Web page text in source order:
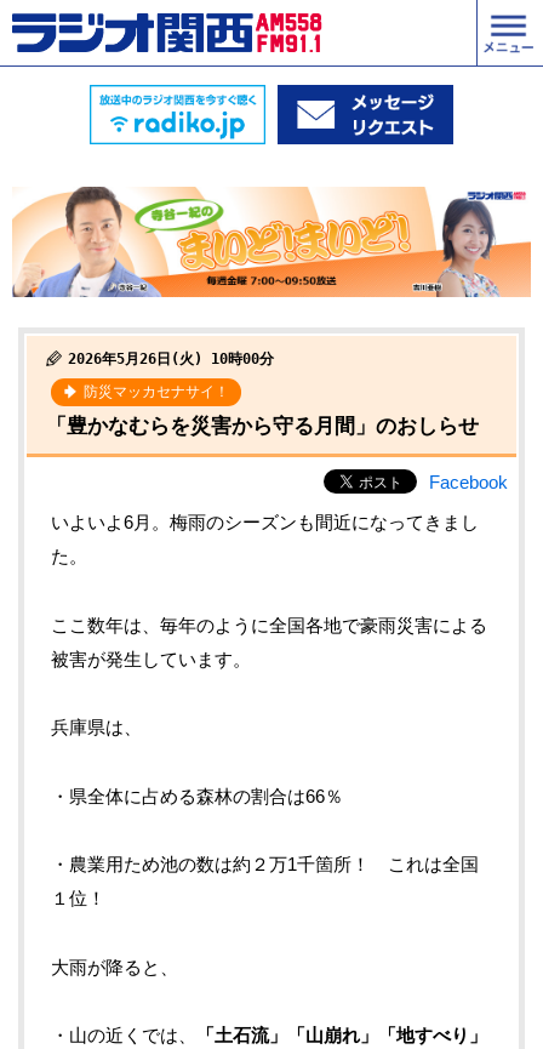
2026年5月26日(火) 10時00分
防災マッカセナサイ！
「豊かなむらを災害から守る月間」のおしらせ
Facebook
いよいよ6月。梅雨のシーズンも間近になってきまし
た。
ここ数年は、毎年のように全国各地で豪雨災害による
被害が発生しています。
兵庫県は、
・県全体に占める森林の割合は66％
・農業用ため池の数は約２万1千箇所！ これは全国
１位！
大雨が降ると、
・山の近くでは、 「土石流」「山崩れ」「地すべり」